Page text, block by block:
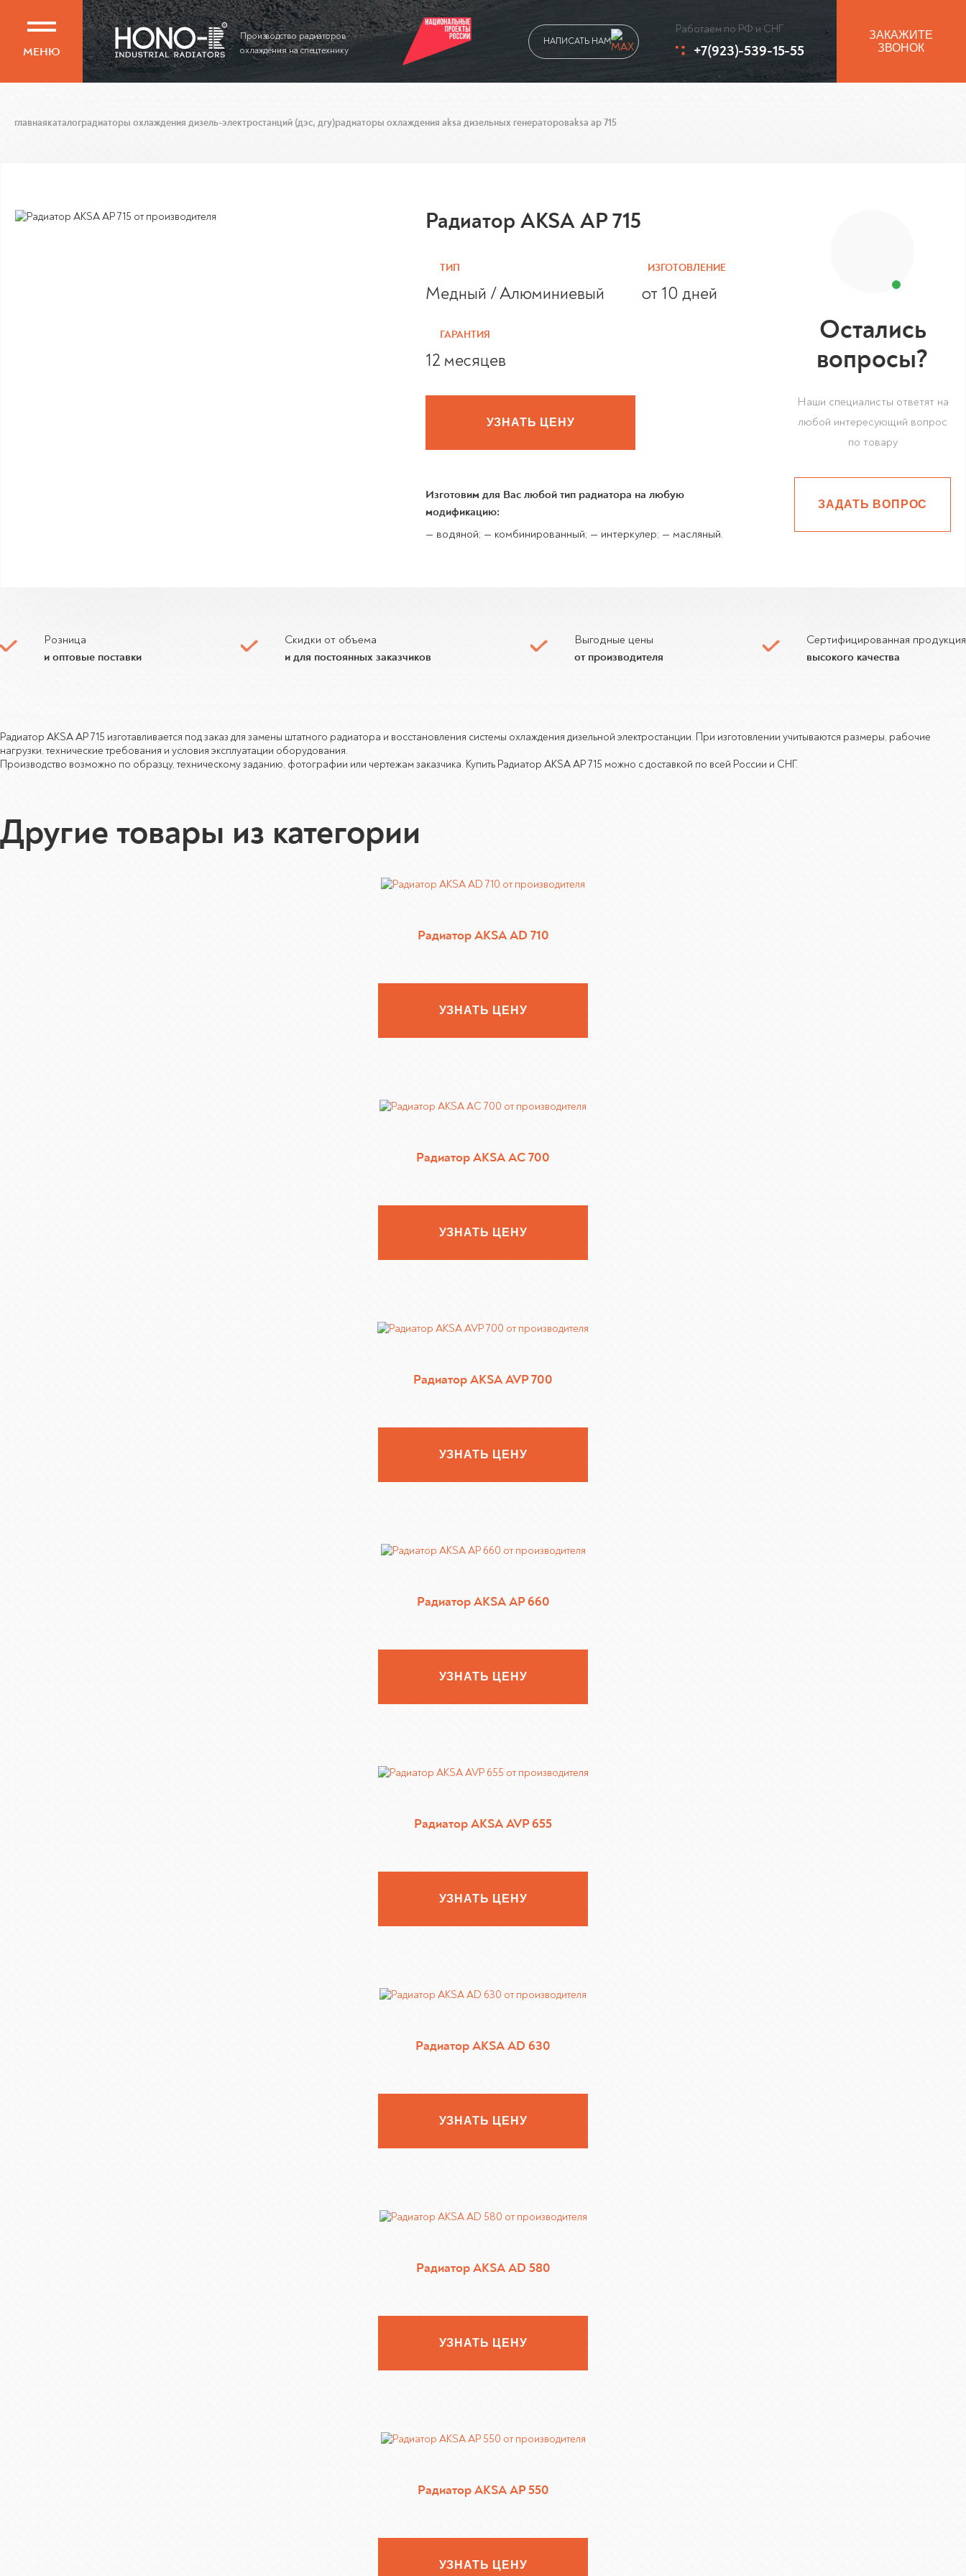
МЕНЮ
Производство радиаторов
охлаждения на спецтехнику
НАПИСАТЬ НАМ
Работаем по РФ и СНГ
+7(923)-539-15-55
ЗАКАЖИТЕ
ЗВОНОК
главнаякаталоградиаторы охлаждения дизель-электростанций (дэс, дгу)радиаторы охлаждения aksa дизельных генераторовaksa ap 715
Радиатор AKSA AP 715
ТИП
Медный / Алюминиевый
ИЗГОТОВЛЕНИЕ
от 10 дней
ГАРАНТИЯ
12 месяцев
УЗНАТЬ ЦЕНУ
Изготовим для Вас любой тип радиатора на любую
модификацию:
— водяной; — комбинированный; — интеркулер; — масляный.
Остались
вопросы?
Наши специалисты ответят на
любой интересующий вопрос
по товару
ЗАДАТЬ ВОПРОС
Розница
и оптовые поставки
Скидки от объема
и для постоянных заказчиков
Выгодные цены
от производителя
Сертифицированная продукция
высокого качества
Радиатор AKSA AP 715 изготавливается под заказ для замены штатного радиатора и восстановления системы охлаждения дизельной электростанции. При изготовлении учитываются размеры, рабочие
нагрузки, технические требования и условия эксплуатации оборудования.
Производство возможно по образцу, техническому заданию, фотографии или чертежам заказчика. Купить Радиатор AKSA AP 715 можно с доставкой по всей России и СНГ.
Другие товары из категории
Радиатор AKSA AD 710
УЗНАТЬ ЦЕНУ
Радиатор AKSA AC 700
УЗНАТЬ ЦЕНУ
Радиатор AKSA AVP 700
УЗНАТЬ ЦЕНУ
Радиатор AKSA AP 660
УЗНАТЬ ЦЕНУ
Радиатор AKSA AVP 655
УЗНАТЬ ЦЕНУ
Радиатор AKSA AD 630
УЗНАТЬ ЦЕНУ
Радиатор AKSA AD 580
УЗНАТЬ ЦЕНУ
Радиатор AKSA AP 550
УЗНАТЬ ЦЕНУ